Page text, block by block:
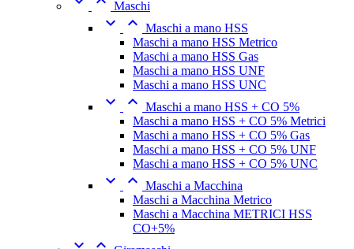
Maschi
  Maschi a mano HSS
Maschi a mano HSS Metrico
Maschi a mano HSS Gas
Maschi a mano HSS UNF
Maschi a mano HSS UNC
  Maschi a mano HSS + CO 5%
Maschi a mano HSS + CO 5% Metrici
Maschi a mano HSS + CO 5% Gas
Maschi a mano HSS + CO 5% UNF
Maschi a mano HSS + CO 5% UNC
  Maschi a Macchina
Maschi a Macchina Metrico
Maschi a Macchina METRICI HSS
CO+5%
 